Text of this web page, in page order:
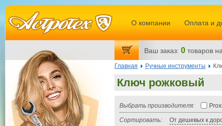
Главная Ручные инструменты
Ключ рожковый
Выбрать производителя:
Сортировать: От дешевых к
О компании Оплата и
Ваш заказ: 0 товаров